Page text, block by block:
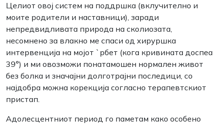
Целиот овој систем на поддршка (вклучително и
моите родители и наставници), заради
непредвидливата природа на сколиозата,
несомнено за влакно ме спаси од хируршка
интервенција на мојот `рбет (кога кривината доспеа
39°) и ми овозможи понатамошен нормален живот
без болка и значајни долготрајни последици, со
најдобра можна корекција согласно терапевтскиот
пристап.
Адолесцентниот период го паметам како особено